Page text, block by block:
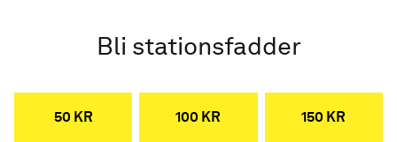
Bli stationsfadder
50 KR 100 KR 150 KR